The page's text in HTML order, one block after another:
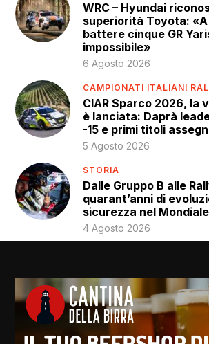
WRC – Hyundai
superiorità Toyota:
battere cinque GR
impossibile»
6 Agosto 2026
CAMPIONATI ITALIANI
CIAR Sparco 2026, la
è lanciata: Daprà
-15 e primi titoli
5 Agosto 2026
STORIA
Dalle Gruppo B alle
quarant’anni di
sicurezza nel
4 Agosto 2026